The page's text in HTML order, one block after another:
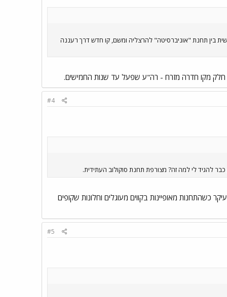
בין תחנת "אוניברסיטה" להרצליה ומשם, קו חדש דרך רעננה
חלק מקו חדרה מזרח - רה"ע שפעל עד שנות החמישים.
#4
להגיד לי למה זה? מצורפת תחנת סוקולוב העתידית.
כשהתחנות מאופיינות בקווים מעוגלים וחלונות שקופים
#5